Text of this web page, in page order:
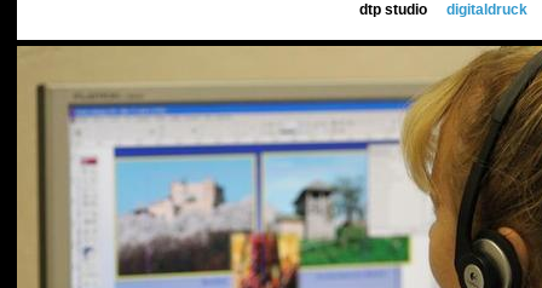
dtp studio digitaldruck